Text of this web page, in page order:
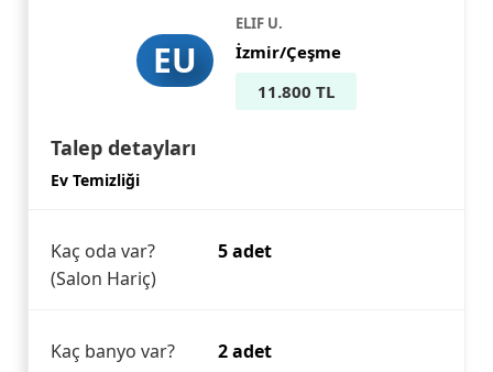
EU
ELIF U.
İzmir/Çeşme
11.800 TL
Talep detayları
Ev Temizliği
Kaç oda var?
(Salon Hariç)
5 adet
Kaç banyo var? 2 adet